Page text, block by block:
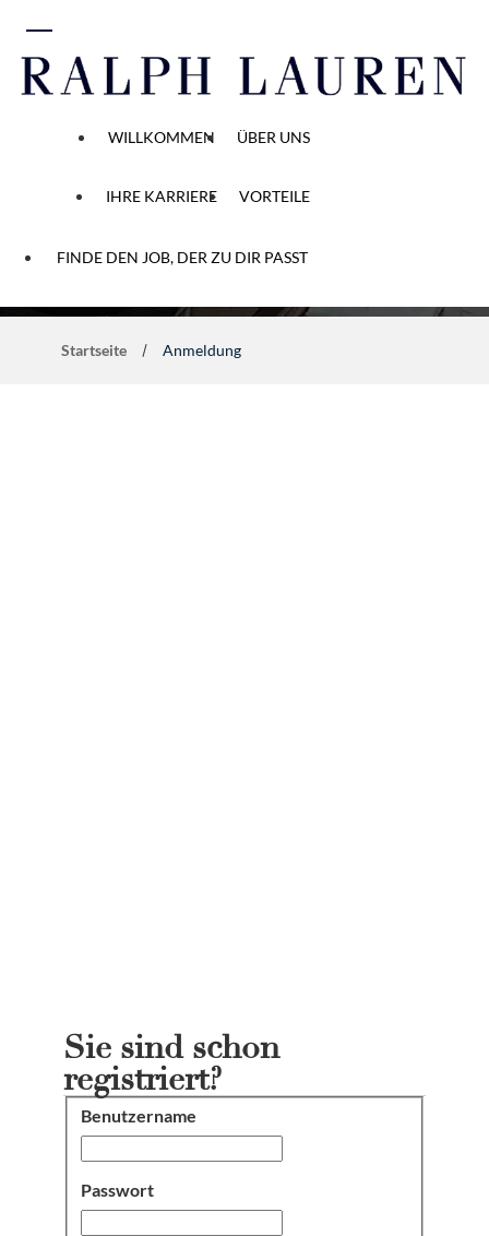
WILLKOMMEN ÜBER UNS
IHRE KARRIERE VORTEILE
FINDE DEN JOB, DER ZU DIR PASST
Startseite Anmeldung
Sie sind schon
registriert?
Anmeldung
Benutzername
Passwort